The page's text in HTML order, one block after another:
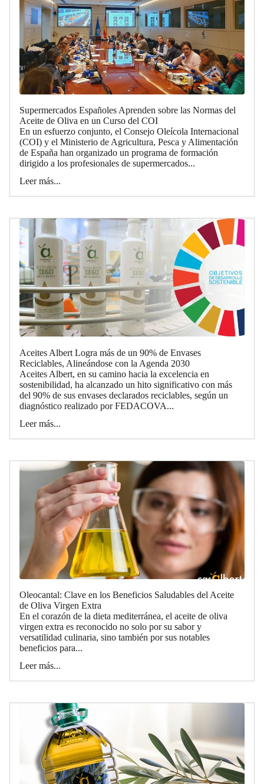
Supermercados Españoles Aprenden sobre las Normas del
Aceite de Oliva en un Curso del COI
En un esfuerzo conjunto, el Consejo Oleícola Internacional
(COI) y el Ministerio de Agricultura, Pesca y Alimentación
de España han organizado un programa de formación
dirigido a los profesionales de supermercados...
Leer más...
Aceites Albert Logra más de un 90% de Envases
Reciclables, Alineándose con la Agenda 2030
Aceites Albert, en su camino hacia la excelencia en
sostenibilidad, ha alcanzado un hito significativo con más
del 90% de sus envases declarados reciclables, según un
diagnóstico realizado por FEDACOVA...
Leer más...
Oleocantal: Clave en los Beneficios Saludables del Aceite
de Oliva Virgen Extra
En el corazón de la dieta mediterránea, el aceite de oliva
virgen extra es reconocido no solo por su sabor y
versatilidad culinaria, sino también por sus notables
beneficios para...
Leer más...